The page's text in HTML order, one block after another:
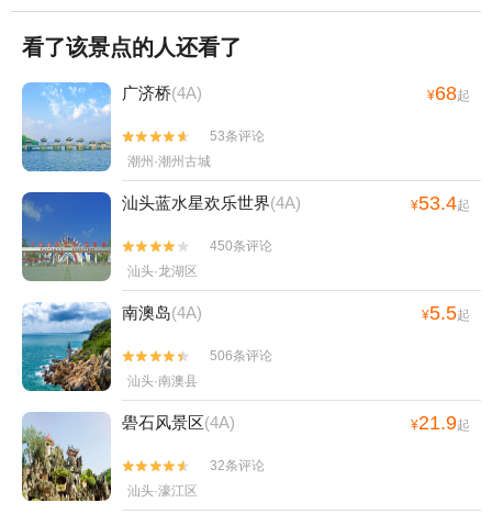
看了该景点的人还看了
广济桥(4A) ¥68起


53条评论
潮州·潮州古城
汕头蓝水星欢乐世界(4A) ¥53.4起


450条评论
汕头·龙湖区
南澳岛(4A) ¥5.5起


506条评论
汕头·南澳县
礐石风景区(4A) ¥21.9起


32条评论
汕头·濠江区